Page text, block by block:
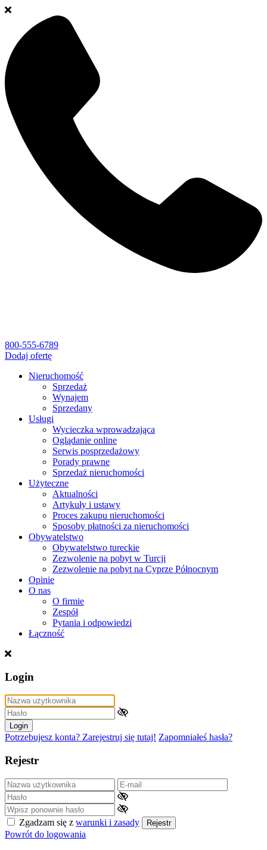
800-555-6789
Dodaj ofertę
Nieruchomość
Sprzedaż
Wynajem
Sprzedany
Usługi
Wycieczka wprowadzająca
Oglądanie online
Serwis posprzedażowy
Porady prawne
Sprzedaż nieruchomości
Użyteczne
Aktualności
Artykuły i ustawy
Proces zakupu nieruchomości
Sposoby płatności za nieruchomości
Obywatelstwo
Obywatelstwo tureckie
Zezwolenie na pobyt w Turcji
Zezwolenie na pobyt na Cyprze Północnym
Opinie
O nas
O firmie
Zespół
Pytania i odpowiedzi
Łączność
Login
Login
Potrzebujesz konta? Zarejestruj się tutaj! Zapomniałeś hasła?
Rejestr
Zgadzam się z warunki i zasady Rejestr
Powrót do logowania